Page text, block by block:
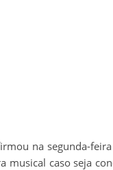
na segunda-
musical caso seja